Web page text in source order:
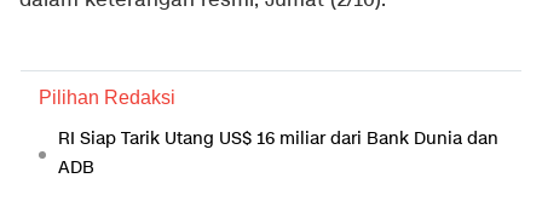
Pilihan Redaksi
RI Siap Tarik Utang US$ 16 miliar dari Bank Dunia dan
ADB